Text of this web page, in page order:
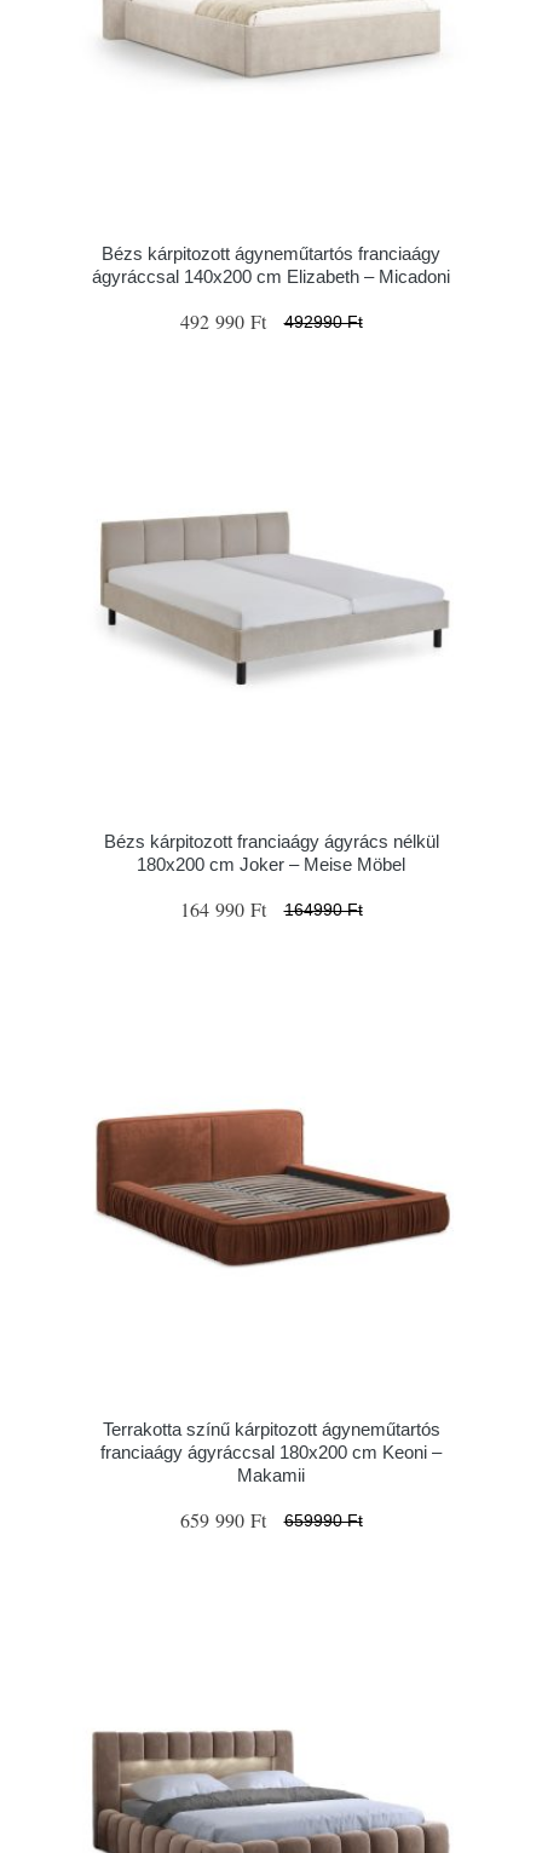
Bézs kárpitozott ágyneműtartós franciaágy
ágyráccsal 140x200 cm Elizabeth – Micadoni
492 990 Ft 492990 Ft
Bézs kárpitozott franciaágy ágyrács nélkül
180x200 cm Joker – Meise Möbel
164 990 Ft 164990 Ft
Terrakotta színű kárpitozott ágyneműtartós
franciaágy ágyráccsal 180x200 cm Keoni –
Makamii
659 990 Ft 659990 Ft